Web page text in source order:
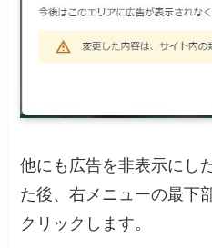
他にも広告を非表示にし
た後、右メニューの最下
クリックします。